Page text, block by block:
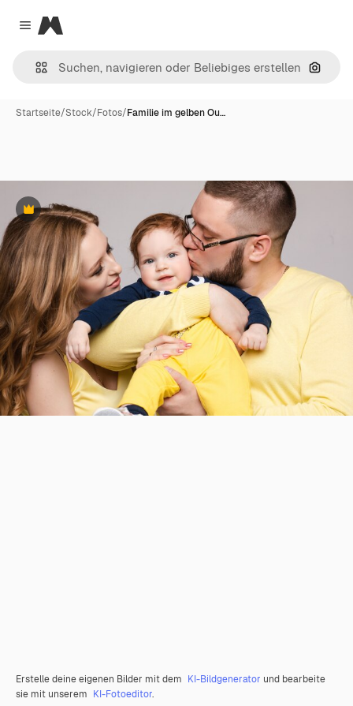
Close menu
Magnific
Nach
Startseite/Stock/Fotos/Familie im gelben Ou…
Premium
Erstelle deine eigenen Bilder mit dem KI-Bildgenerator und bearbeite
sie mit unserem KI-Fotoeditor.